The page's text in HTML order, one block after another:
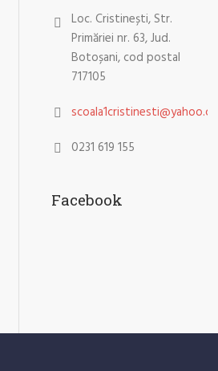
Loc. Cristinești, Str.
Primăriei nr. 63, Jud.
Botoșani, cod postal
717105
scoala1cristinesti@yahoo.com
0231 619 155
Facebook